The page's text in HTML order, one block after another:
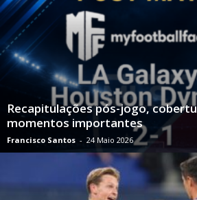
Recapitulações pós-jogo,
momentos importantes
Francisco Santos - 24 Maio 2026